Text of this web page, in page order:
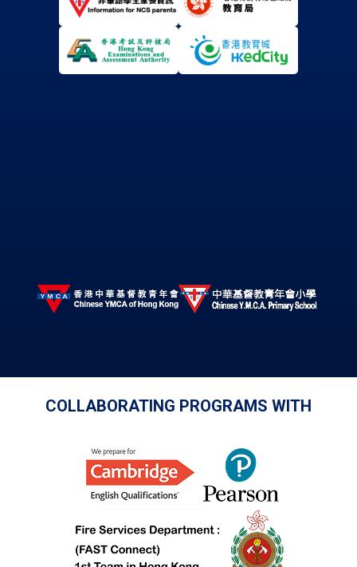
COLLABORATING PROGRAMS WITH